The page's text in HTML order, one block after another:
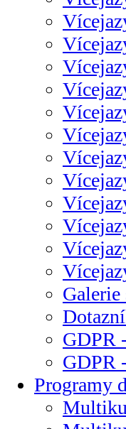
Galerie
GDPR
GDPR
Programy